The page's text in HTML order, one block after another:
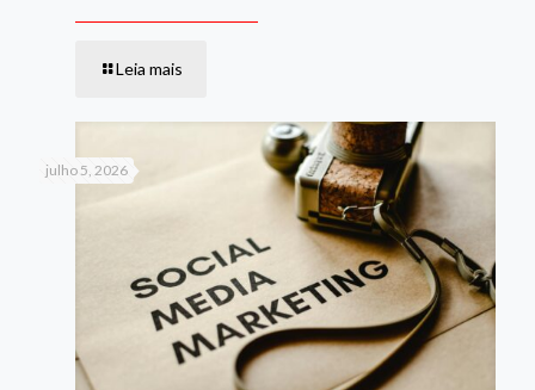
Leia mais
julho 5, 2026